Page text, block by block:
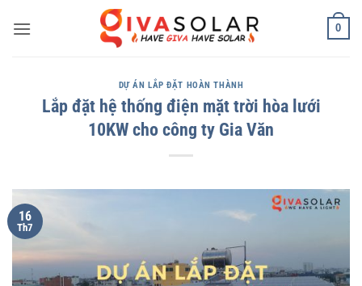
qua
0
DỰ ÁN LẮP ĐẶT HOÀN THÀNH
Lắp đặt hệ thống điện mặt trời hòa lưới
10KW cho công ty Gia Văn
16
Th7